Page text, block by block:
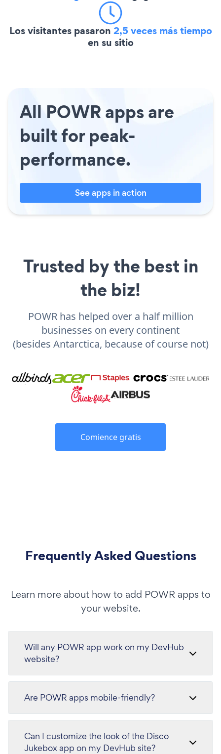
Los visitantes pasaron 2,5 veces más tiempo
en su sitio
All POWR apps are
built for peak-
performance.
See apps in action
Trusted by the best in
the biz!
POWR has helped over a half million
businesses on every continent
(besides Antarctica, because of course not)
Comience gratis
Frequently Asked Questions
Learn more about how to add POWR apps to
your website.
Will any POWR app work on my DevHub
website?
Are POWR apps mobile-friendly?
Can I customize the look of the Disco
Jukebox app on my DevHub site?